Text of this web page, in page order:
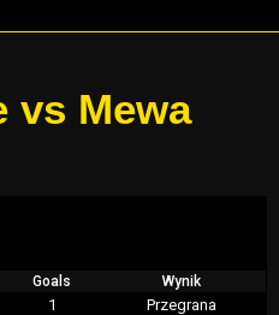
vs Mewa
Goals Wynik
1
Przegrana